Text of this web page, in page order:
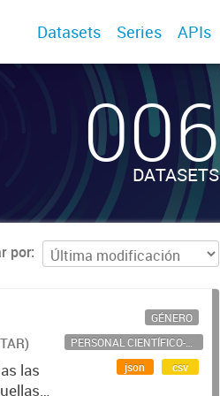
Datasets Series APIs
006
DATASETS
por
las
GÉNERO
PERSONAL CIENTÍFICO-TECNOLÓGICO
json
csv